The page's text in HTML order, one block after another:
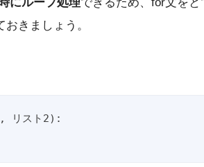
きましょう。
リスト2):